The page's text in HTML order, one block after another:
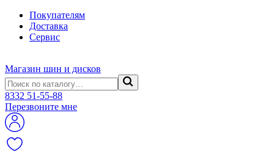
Покупателям
Доставка
Сервис
Магазин шин и дисков
8332 51-55-88
Перезвоните мне